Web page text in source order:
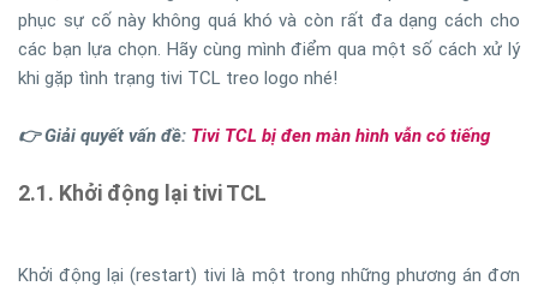
phục sự cố này không quá khó và còn rất đa dạng cách cho
các bạn lựa chọn. Hãy cùng mình điểm qua một số cách xử lý
khi gặp tình trạng tivi TCL treo logo nhé!
👉 Giải quyết vấn đề: Tivi TCL bị đen màn hình vẫn có tiếng
2.1. Khởi động lại tivi TCL
Khởi động lại (restart) tivi là một trong những phương án đơn